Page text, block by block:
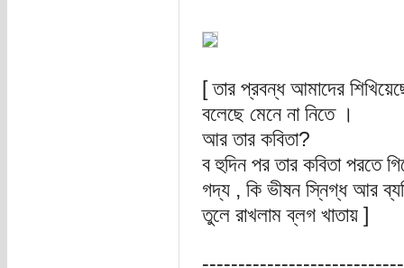
[ তার প্রবন্ধ আমাদের
বলেছে মেনে না নিতে ।
আর তার কবিতা?
ব হুদিন পর তার কবিতা পরতে
গদ্য , কি ভীষন সি্নগ্ধ আর
তুলে রাখলাম ব্লগ খাতায় ]